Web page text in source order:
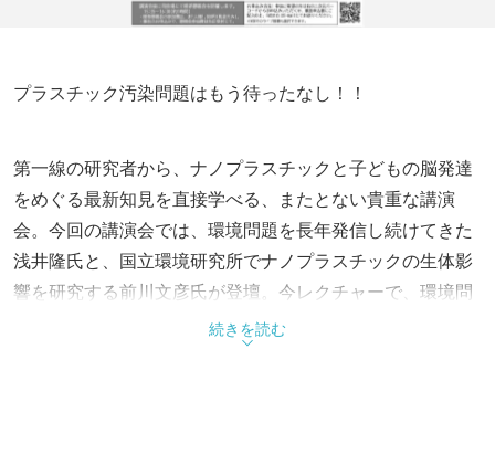
プラスチック汚染問題はもう待ったなし！！
第一線の研究者から、ナノプラスチックと子どもの脳発達
をめぐる最新知見を直接学べる、またとない貴重な講演
会。今回の講演会では、環境問題を長年発信し続けてきた
浅井隆氏と、国立環境研究所でナノプラスチックの生体影
響を研究する前川文彦氏が登壇。今レクチャーで、環境問
題を自分ごととして捉え、未来のために何ができるかを考
続きを読む